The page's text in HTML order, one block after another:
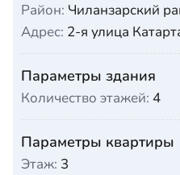
Район: Чиланзарский
Адрес: 2-я улица
Параметры здания
Количество этажей: 4
Параметры квартиры
Этаж: 3